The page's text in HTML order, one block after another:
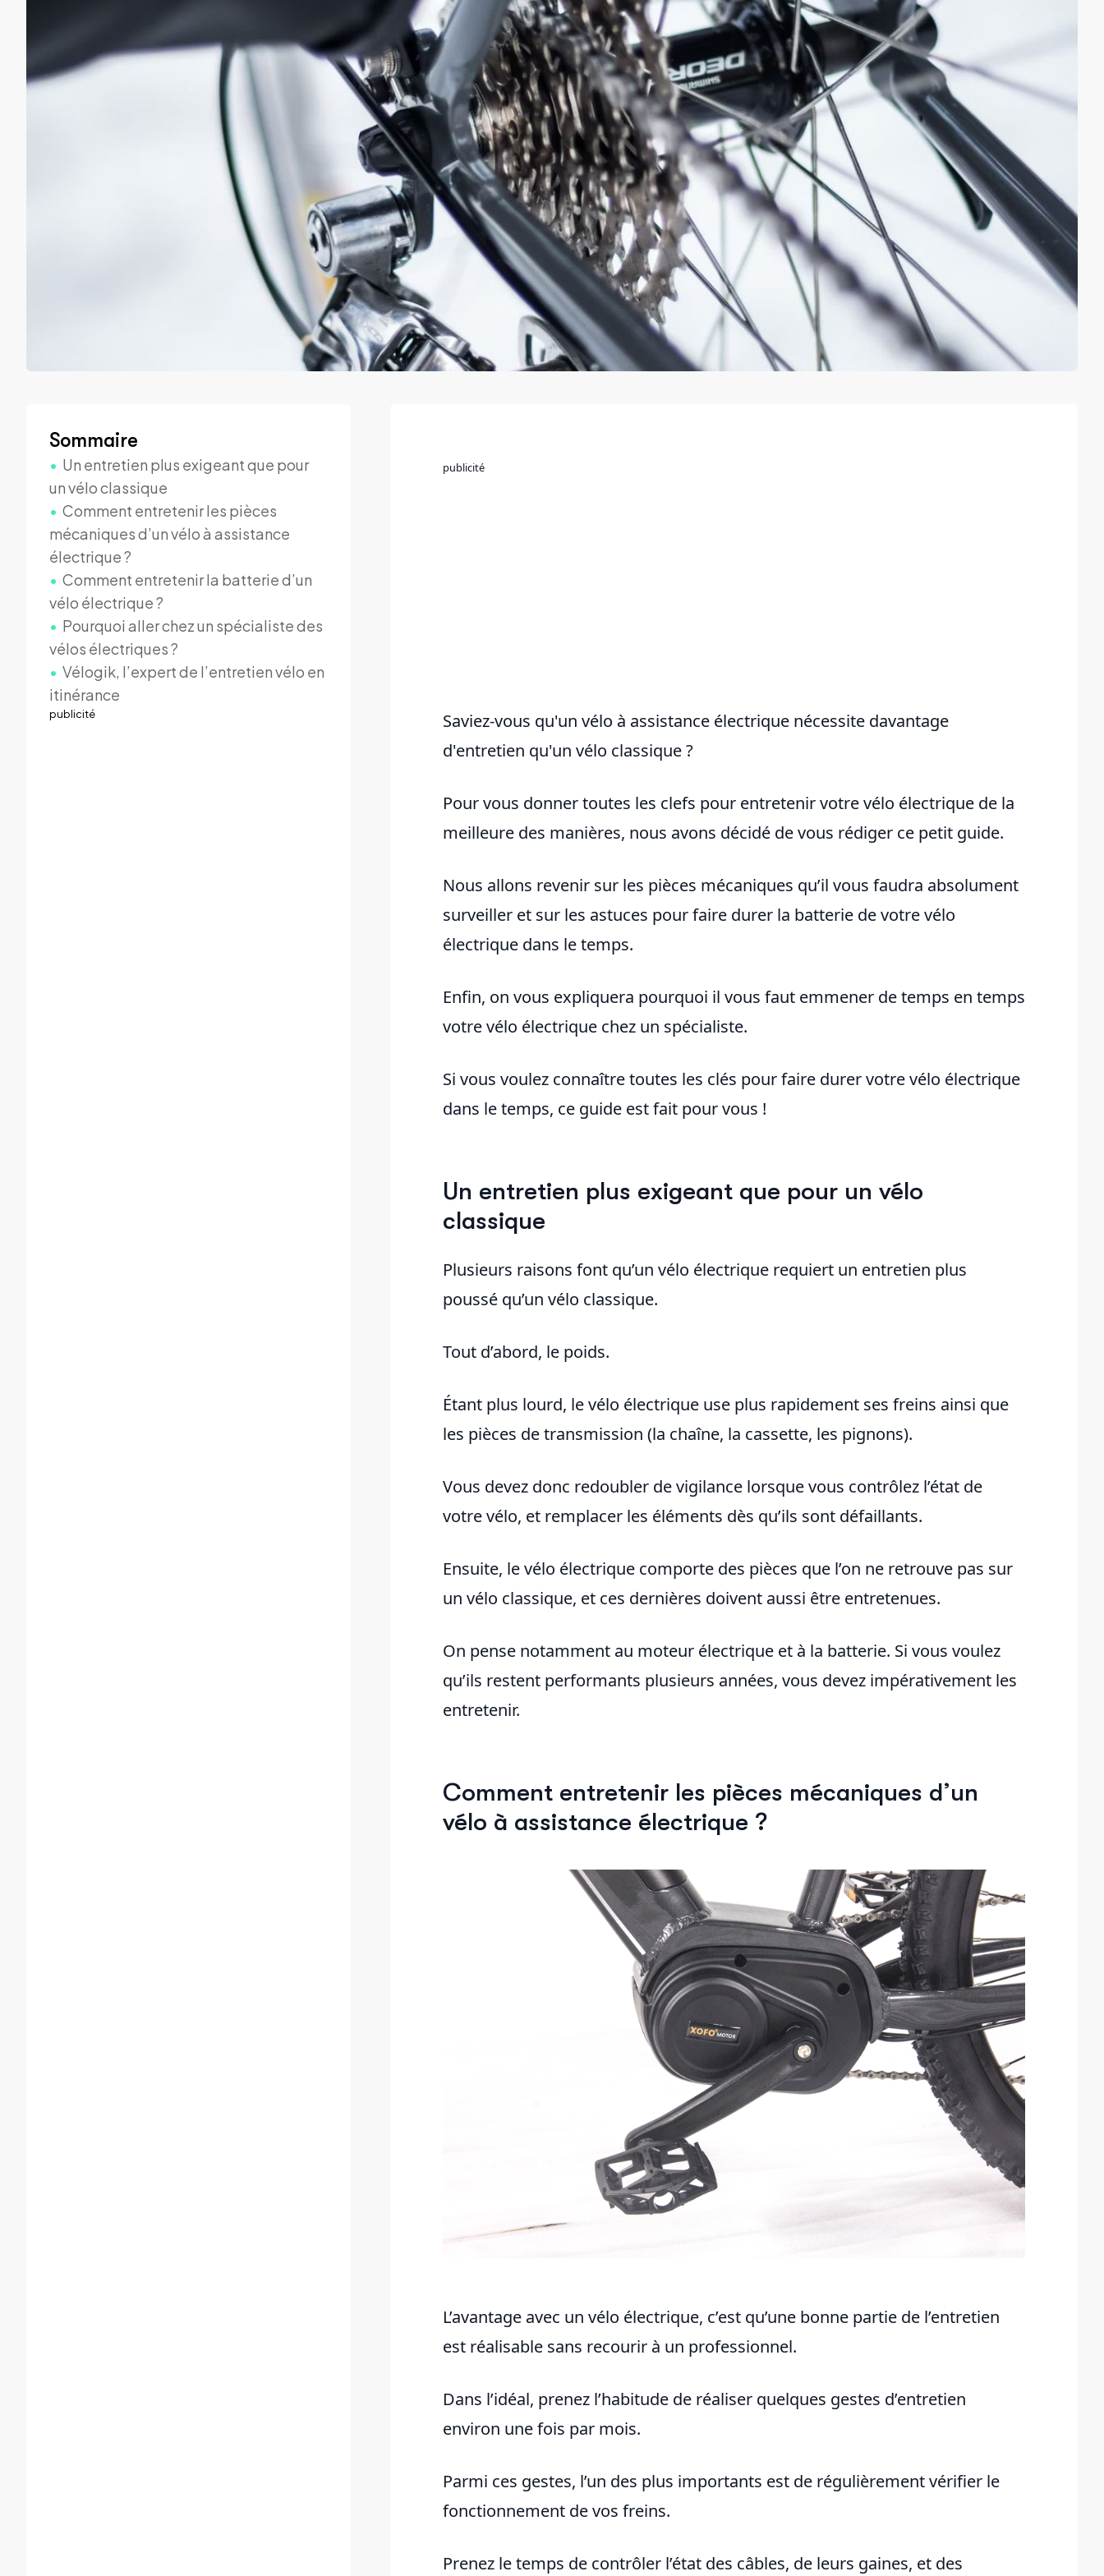
Sommaire
Un entretien plus exigeant que pour
un vélo classique
Comment entretenir les pièces
mécaniques d’un vélo à assistance
électrique ?
Comment entretenir la batterie d’un
vélo électrique ?
Pourquoi aller chez un spécialiste des
vélos électriques ?
Vélogik, l’expert de l’entretien vélo en
itinérance
publicité
publicité
Saviez-vous qu'un vélo à assistance électrique nécessite davantage
d'entretien qu'un vélo classique ?
Pour vous donner toutes les clefs pour entretenir votre vélo électrique de la
meilleure des manières, nous avons décidé de vous rédiger ce petit guide.
Nous allons revenir sur les pièces mécaniques qu’il vous faudra absolument
surveiller et sur les astuces pour faire durer la batterie de votre vélo
électrique dans le temps.
Enfin, on vous expliquera pourquoi il vous faut emmener de temps en temps
votre vélo électrique chez un spécialiste.
Si vous voulez connaître toutes les clés pour faire durer votre vélo électrique
dans le temps, ce guide est fait pour vous !
Un entretien plus exigeant que pour un vélo
classique
Plusieurs raisons font qu’un vélo électrique requiert un entretien plus
poussé qu’un vélo classique.
Tout d’abord, le poids.
Étant plus lourd, le vélo électrique use plus rapidement ses freins ainsi que
les pièces de transmission (la chaîne, la cassette, les pignons).
Vous devez donc redoubler de vigilance lorsque vous contrôlez l’état de
votre vélo, et remplacer les éléments dès qu’ils sont défaillants.
Ensuite, le vélo électrique comporte des pièces que l’on ne retrouve pas sur
un vélo classique, et ces dernières doivent aussi être entretenues.
On pense notamment au moteur électrique et à la batterie. Si vous voulez
qu’ils restent performants plusieurs années, vous devez impérativement les
entretenir.
Comment entretenir les pièces mécaniques d’un
vélo à assistance électrique ?
L’avantage avec un vélo électrique, c’est qu’une bonne partie de l’entretien
est réalisable sans recourir à un professionnel.
Dans l’idéal, prenez l’habitude de réaliser quelques gestes d’entretien
environ une fois par mois.
Parmi ces gestes, l’un des plus importants est de régulièrement vérifier le
fonctionnement de vos freins.
Prenez le temps de contrôler l’état des câbles, de leurs gaines, et des